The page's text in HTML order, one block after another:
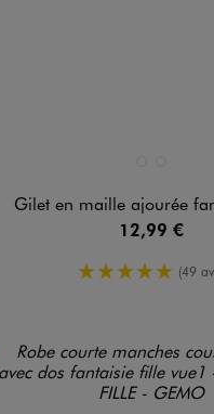
Gilet en maille ajourée
12,99 €
5/5 de
(49